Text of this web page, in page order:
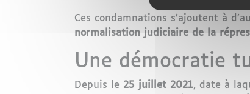
Ces condamnations s’ajoutent à
normalisation judiciaire de la
Une démocratie
Depuis le 25 juillet 2021, date à